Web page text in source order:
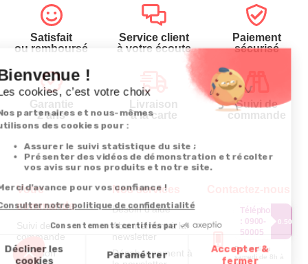
Satisfait
ou remboursé
Service client
à votre écoute
Paiement
sécurisé
Garantie
2 ans
Livraison
à la carte
Suivi de
commande
Votre
commande
Suivi de
commande
Livraison
Nos services
Besoin d'aide
Abonnement à la
newsletter
Désabonnement à
Téléphone
: 0900-
50005
0.50€/
Du lundi au
samedi de 8h à